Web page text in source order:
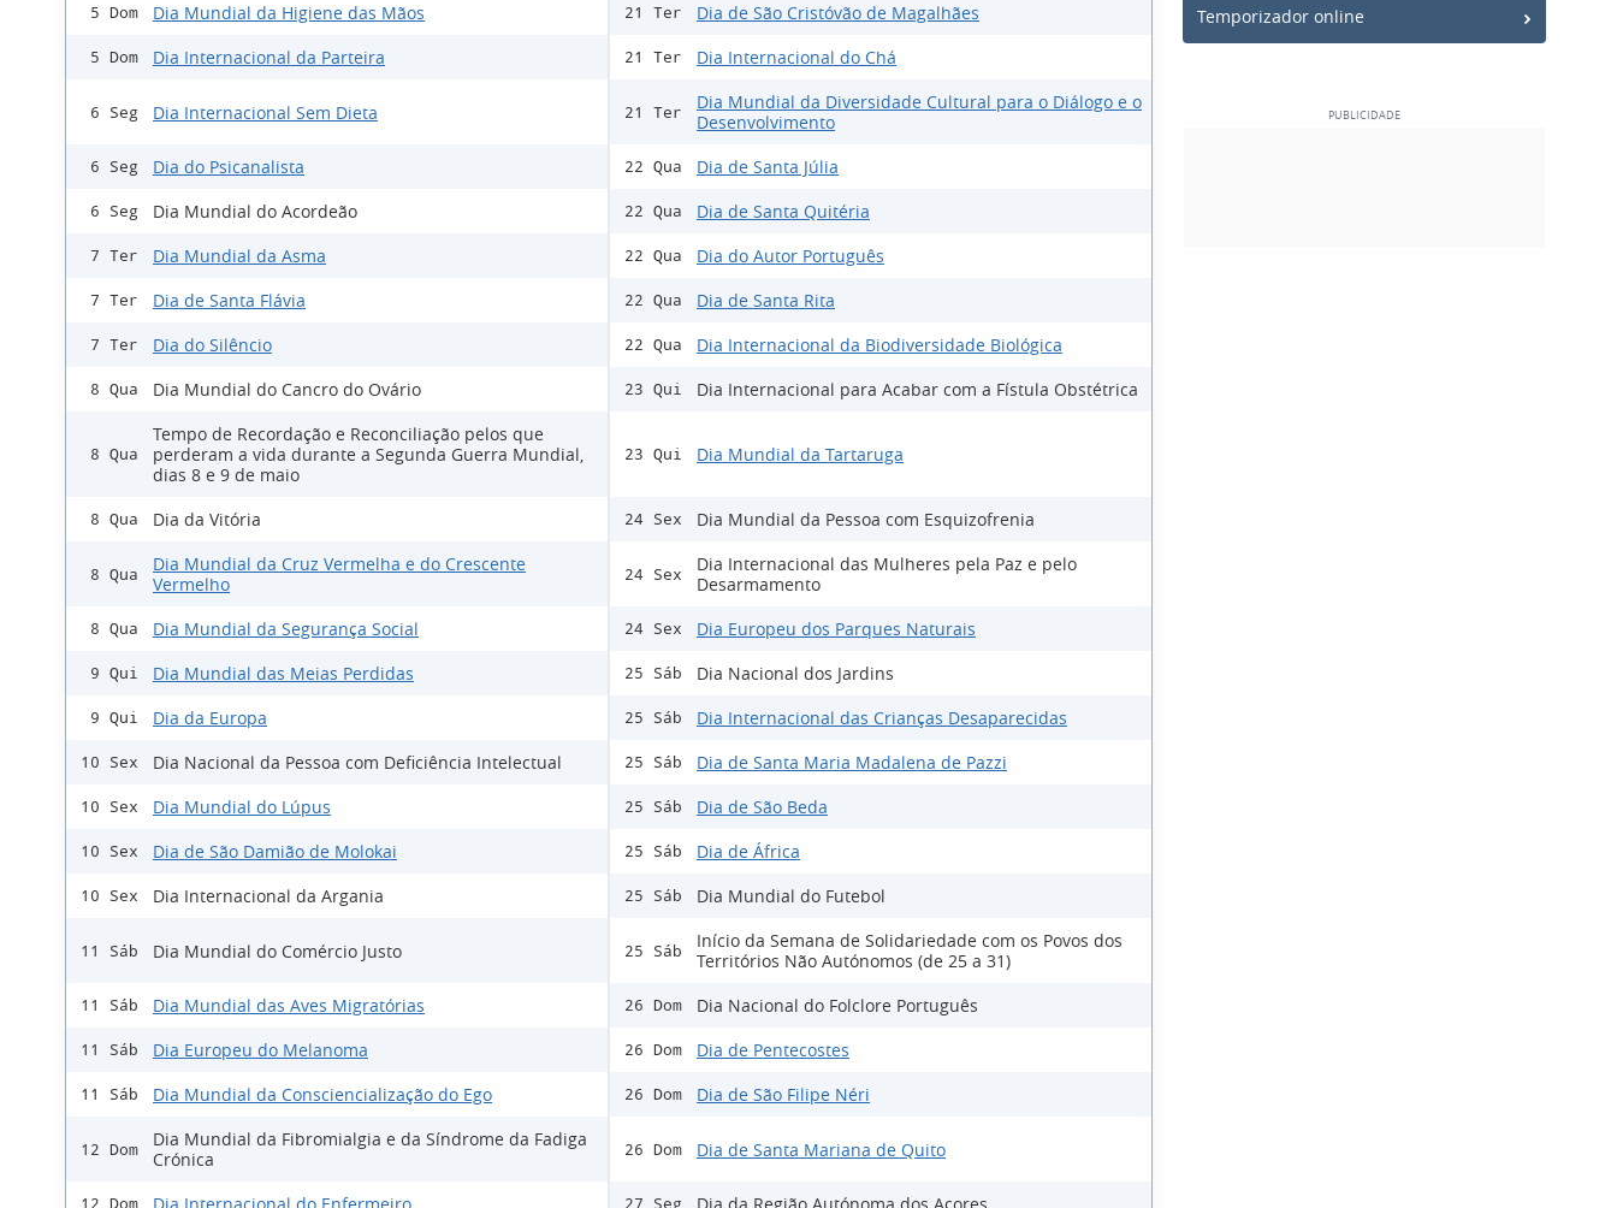
5 Dom Dia Mundial da Higiene das Mãos
5 Dom Dia Internacional da Parteira
6 Seg Dia Internacional Sem Dieta
6 Seg Dia do Psicanalista
6 Seg Dia Mundial do Acordeão
7 Ter Dia Mundial da Asma
7 Ter Dia de Santa Flávia
7 Ter Dia do Silêncio
8 Qua Dia Mundial do Cancro do Ovário
8 Qua
Tempo de Recordação e Reconciliação pelos que
perderam a vida durante a Segunda Guerra Mundial,
dias 8 e 9 de maio
8 Qua Dia da Vitória
8 Qua
Dia Mundial da Cruz Vermelha e do Crescente
Vermelho
8 Qua Dia Mundial da Segurança Social
9 Qui Dia Mundial das Meias Perdidas
9 Qui Dia da Europa
10 Sex Dia Nacional da Pessoa com Deficiência Intelectual
10 Sex Dia Mundial do Lúpus
10 Sex Dia de São Damião de Molokai
10 Sex Dia Internacional da Argania
11 Sáb Dia Mundial do Comércio Justo
11 Sáb Dia Mundial das Aves Migratórias
11 Sáb Dia Europeu do Melanoma
11 Sáb Dia Mundial da Consciencialização do Ego
12 Dom
Dia Mundial da Fibromialgia e da Síndrome da Fadiga
Crónica
12 Dom
21 Ter Dia de São Cristóvão de Magalhães
21 Ter Dia Internacional do Chá
21 Ter
Dia Mundial da Diversidade Cultural para o Diálogo e o
Desenvolvimento
22 Qua Dia de Santa Júlia
22 Qua Dia de Santa Quitéria
22 Qua Dia do Autor Português
22 Qua Dia de Santa Rita
22 Qua Dia Internacional da Biodiversidade Biológica
23 Qui Dia Internacional para Acabar com a Fístula Obstétrica
23 Qui Dia Mundial da Tartaruga
24 Sex Dia Mundial da Pessoa com Esquizofrenia
24 Sex
Dia Internacional das Mulheres pela Paz e pelo
Desarmamento
24 Sex Dia Europeu dos Parques Naturais
25 Sáb Dia Nacional dos Jardins
25 Sáb Dia Internacional das Crianças Desaparecidas
25 Sáb Dia de Santa Maria Madalena de Pazzi
25 Sáb Dia de São Beda
25 Sáb Dia de África
25 Sáb Dia Mundial do Futebol
25 Sáb
Início da Semana de Solidariedade com os Povos dos
Territórios Não Autónomos (de 25 a 31)
26 Dom Dia Nacional do Folclore Português
26 Dom Dia de Pentecostes
26 Dom Dia de São Filipe Néri
26 Dom Dia de Santa Mariana de Quito
27 Seg
Temporizador online